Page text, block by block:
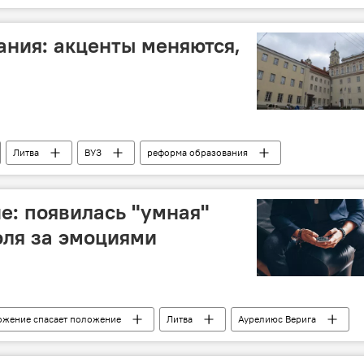
Литвы
углекислый газ
выбросы
акценты меняются,
Литва ВУЗ
реформа образования
появилась "умная"
за эмоциями
спасает положение Литва
Аурелиюс Верига
здравоохранения эмоции
депрессия